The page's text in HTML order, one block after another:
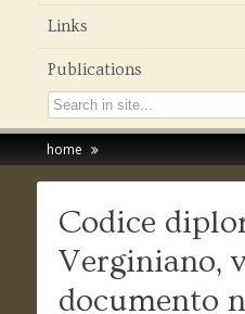
Links
Publications
home
Codice
Verginiano,
documento